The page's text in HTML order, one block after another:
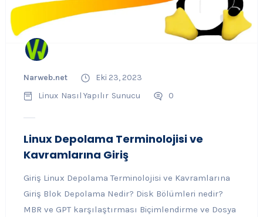
Narweb.net
Eki 23, 2023
Linux Nasıl Yapılır Sunucu 0
Linux Depolama Terminolojisi ve
Kavramlarına Giriş
Giriş Linux Depolama Terminolojisi ve Kavramlarına
Giriş Blok Depolama Nedir? Disk Bölümleri nedir?
MBR ve GPT karşılaştırması Biçimlendirme ve Dosya